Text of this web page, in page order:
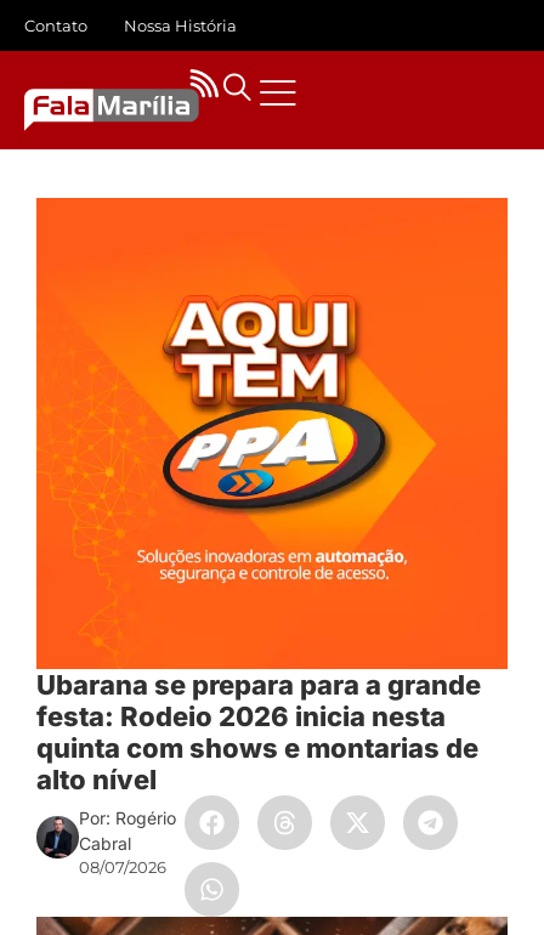
Contato Nossa História
Ubarana se prepara para a grande
festa: Rodeio 2026 inicia nesta
quinta com shows e montarias de
alto nível
Por: Rogério
Cabral
08/07/2026